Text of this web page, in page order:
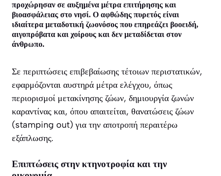
προχώρησαν σε αυξημένα μέτρα επιτήρησης και
βιοασφάλειας στο νησί. Ο αφθώδης πυρετός είναι
ιδιαίτερα μεταδοτική ζωονόσος που επηρεάζει βοοειδή,
αιγοπρόβατα και χοίρους και δεν μεταδίδεται στον
άνθρωπο.
Σε περιπτώσεις επιβεβαίωσης τέτοιων περιστατικών,
εφαρμόζονται αυστηρά μέτρα ελέγχου, όπως
περιορισμοί μετακίνησης ζώων, δημιουργία ζωνών
καραντίνας και, όπου απαιτείται, θανατώσεις ζώων
(stamping out) για την αποτροπή περαιτέρω
εξάπλωσης.
Επιπτώσεις στην κτηνοτροφία και την